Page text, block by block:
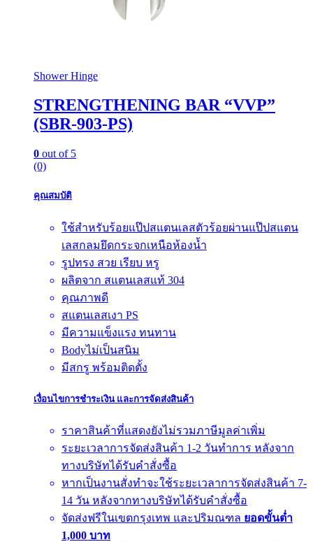
Shower Hinge
STRENGTHENING BAR “VVP”
(SBR-903-PS)
0 out of 5
(0)
คุณสมบัติ
ใช้สำหรับร้อยแป๊ปสแตนเลสตัวร้อยผ่านแป๊ปสแตน
เลสกลมยึดกระจกเหนือห้องน้ำ
รูปทรง สวย เรียบ หรู
ผลิตจาก สแตนเลสแท้ 304
คุณภาพดี
สแตนเลสเงา PS
มีความแข็งแรง ทนทาน
Bodyไม่เป็นสนิม
มีสกรู พร้อมติดตั้ง
เงื่อนไขการชำระเงิน และการจัดส่งสินค้า
ราคาสินค้าที่แสดงยังไม่รวมภาษีมูลค่าเพิ่ม
ระยะเวลาการจัดส่งสินค้า 1-2 วันทำการ หลังจาก
ทางบริษัทได้รับคำสั่งซื้อ
หากเป็นงานสั่งทำจะใช้ระยะเวลาการจัดส่งสินค้า 7-
14 วัน หลังจากทางบริษัทได้รับคำสั่งซื้อ
จัดส่งฟรีในเขตกรุงเทพ และปริมณฑล ยอดขั้นต่ำ
1,000 บาท